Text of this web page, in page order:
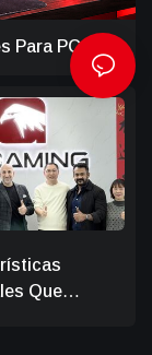
Para PC
Pueden
Que